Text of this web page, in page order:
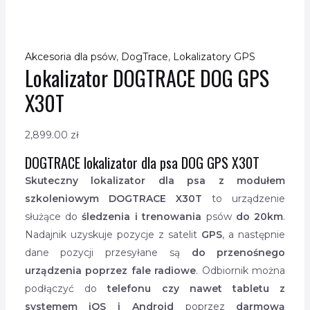
Akcesoria dla psów, DogTrace, Lokalizatory GPS
Lokalizator DOGTRACE DOG GPS
X30T
2,899.00 zł
DOGTRACE lokalizator dla psa DOG GPS X30T
Skuteczny lokalizator dla psa z modułem
szkoleniowym DOGTRACE X30Tto urządzenie
służące dośledzenia i trenowania psów do 20km.
Nadajnik uzyskuje pozycje z satelit GPS, a następnie
dane pozycji przesyłane są do przenośnego
urządzenia poprzez fale radiowe. Odbiornik można
podłączyć dotelefonu czy nawet tabletu z
systemem iOS i Android poprzez darmową